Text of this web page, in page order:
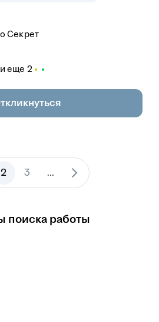
Секрет
и еще 2
2 3 ...
поиска работы